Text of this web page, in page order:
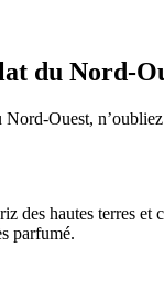
du Nord-
Ouest,
des hautes terres et
parfumé.